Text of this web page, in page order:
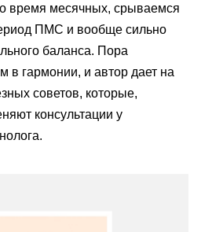
время месячных, срываемся
ПМС и вообще сильно
баланса. Пора
в гармонии, и автор дает на
советов, которые,
консультации у